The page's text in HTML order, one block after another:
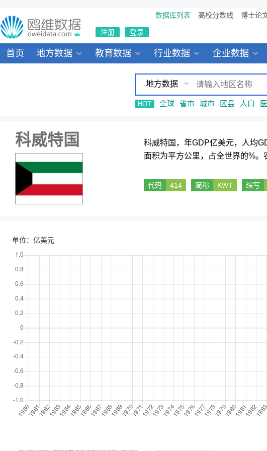
数据库列表 高校分数线 博士论
注册 登录
首页 地方数据 教育数据 行业数据 企业数据
地方数据
HOT 全球 省市 城市 区县 人口
科威特国
科威特国，年GDP亿美元，人均
面积为平方公里，占全世界的%。
代码 414 简称 KWT 缩写
单位：亿美元